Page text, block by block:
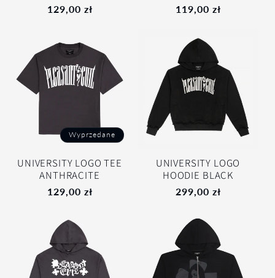
129,00 zł 119,00 zł
Wyprzedane
UNIVERSITY LOGO TEE
ANTHRACITE
129,00 zł
UNIVERSITY LOGO
HOODIE BLACK
299,00 zł